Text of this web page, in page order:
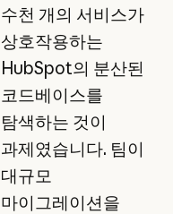
수천 개의 서비스가
상호작용하는
HubSpot의 분산된
코드베이스를
탐색하는 것이
과제였습니다. 팀이
대규모
마이그레이션을